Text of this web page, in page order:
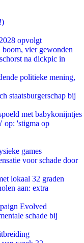
opvolgt
boom, vier gewonden
na dickpic in
politieke mening,
staatsburgerschap bij
met babykonijntjes
op: 'stigma op
games
voor schade door
lokaal 32 graden
aan: extra
Evolved
schade bij